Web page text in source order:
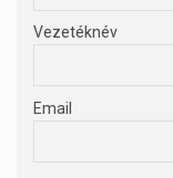
Vezetéknév
Email